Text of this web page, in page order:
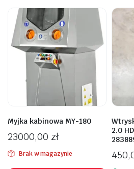
Myjka kabinowa MY-180
23000,00 zł
Brak w magazynie
2.0